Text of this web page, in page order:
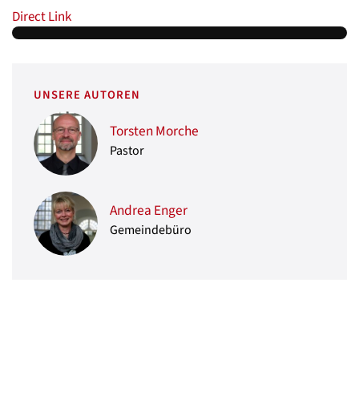
Direct Link
UNSERE AUTOREN
Torsten Morche
Pastor
Andrea Enger
Gemeindebüro